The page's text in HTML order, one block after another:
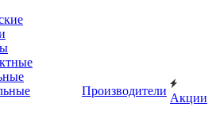
Производители
Акции